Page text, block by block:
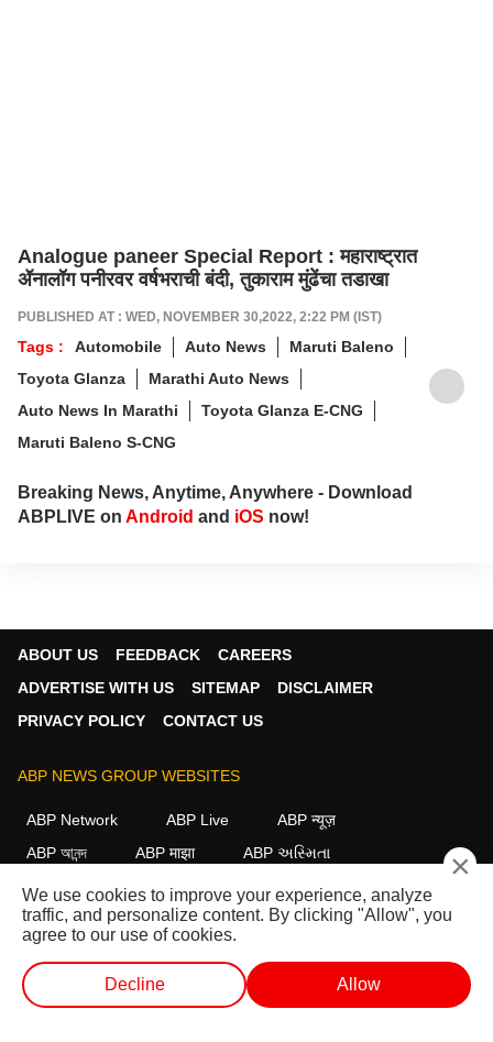
Analogue paneer Special Report : महाराष्ट्रात
ॲनालॉग पनीरवर वर्षभराची बंदी, तुकाराम मुंढेंचा तडाखा
PUBLISHED AT : WED, NOVEMBER 30,2022, 2:22 PM (IST)
Tags : Automobile Auto News
Maruti Baleno
Toyota Glanza
Marathi Auto News
Auto News In Marathi
Toyota Glanza E-CNG
Maruti Baleno S-CNG
Breaking News, Anytime, Anywhere - Download
ABPLIVE on Android and iOS now!
ABOUT US FEEDBACK
CAREERS
ADVERTISE WITH US
SITEMAP
DISCLAIMER
PRIVACY POLICY
CONTACT US
ABP NEWS GROUP WEBSITES
ABP Network ABP Live
ABP न्यूज़
ABP আনন্দ
ABP माझा
ABP અસ્મિતા
ABP Ganga
ABP ਸਾਂਝਾ ABP நாடு ABP దేశం
FOLLOW US
×
We use cookies to improve your experience, analyze
traffic, and personalize content. By clicking "Allow", you
agree to our use of cookies.
Decline Allow